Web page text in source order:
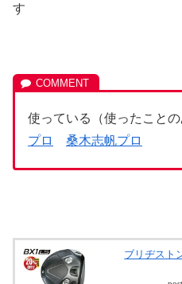
す
使っている（使ったこ
プロ
桑木志帆プロ
ブリヂスト